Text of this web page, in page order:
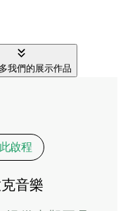
我們的展示作品
啟程
音樂